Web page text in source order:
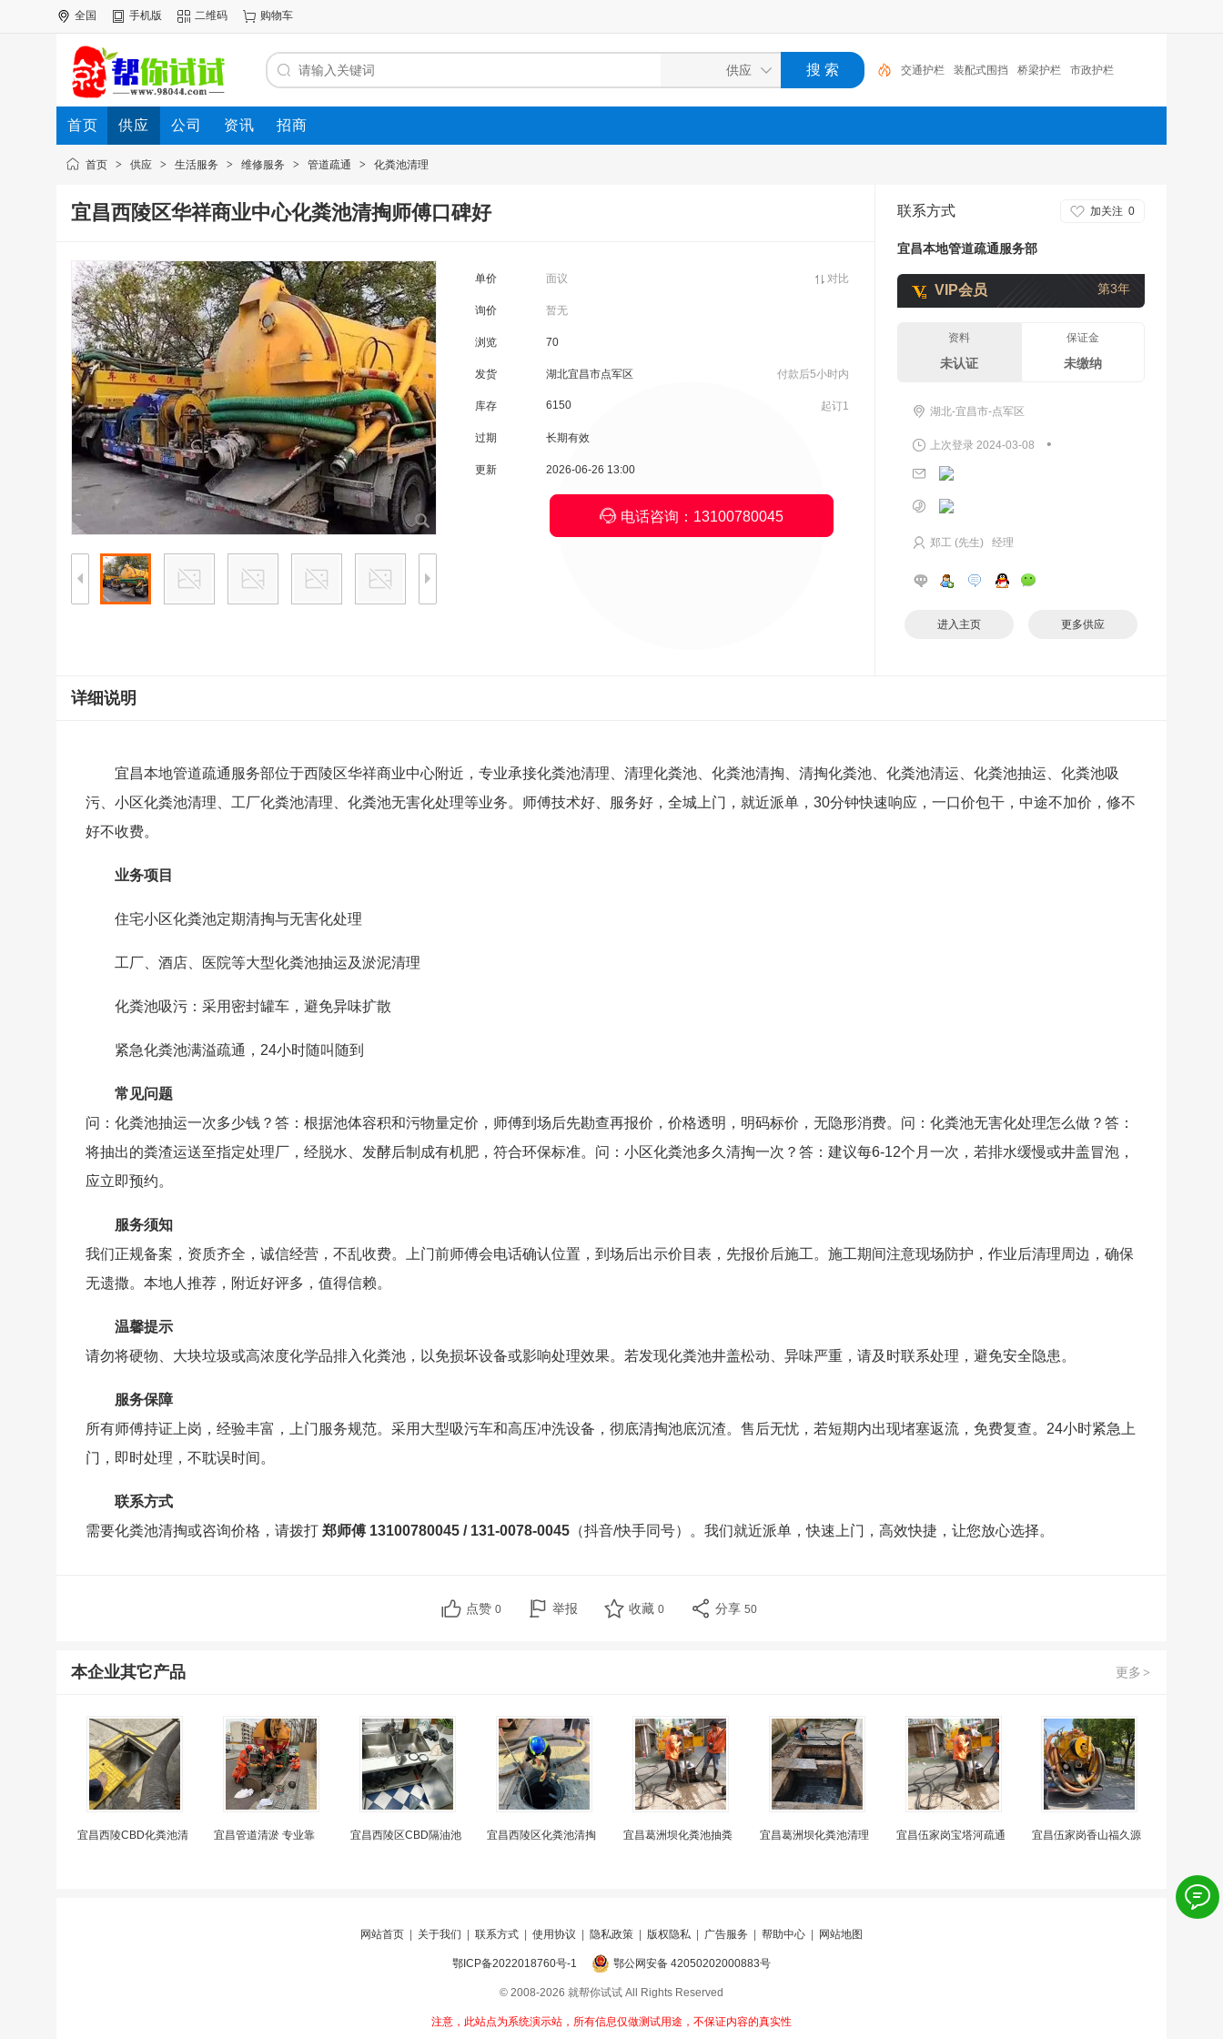
全国 手机版 二维码 购物车
交通护栏 装配式围挡 桥梁护栏 市政护栏
首页 供应 公司 资讯 招商
首页 > 供应 > 生活服务 > 维修服务 > 管道疏通 > 化粪池清理
宜昌西陵区华祥商业中心化粪池清掏师傅口碑好
单价 面议 对比
询价 暂无
浏览 70
发货 湖北宜昌市点军区 付款后5小时内
库存 6150 起订1
过期 长期有效
更新 2026-06-26 13:00
 电话咨询：13100780045
联系方式 加关注 0
宜昌本地管道疏通服务部
VIP会员 第3年
资料
未认证
保证金
未缴纳
湖北-宜昌市-点军区
上次登录 2024-03-08 •
郑工 (先生) 经理
进入主页 更多供应
详细说明
宜昌本地管道疏通服务部位于西陵区华祥商业中心附近，专业承接化粪池清理、清理化粪池、化粪池清掏、清掏化粪池、化粪池清运、化粪池抽运、化粪池吸
污、小区化粪池清理、工厂化粪池清理、化粪池无害化处理等业务。师傅技术好、服务好，全城上门，就近派单，30分钟快速响应，一口价包干，中途不加价，修不
好不收费。
业务项目
住宅小区化粪池定期清掏与无害化处理
工厂、酒店、医院等大型化粪池抽运及淤泥清理
化粪池吸污：采用密封罐车，避免异味扩散
紧急化粪池满溢疏通，24小时随叫随到
常见问题
问：化粪池抽运一次多少钱？答：根据池体容积和污物量定价，师傅到场后先勘查再报价，价格透明，明码标价，无隐形消费。问：化粪池无害化处理怎么做？答：
将抽出的粪渣运送至指定处理厂，经脱水、发酵后制成有机肥，符合环保标准。问：小区化粪池多久清掏一次？答：建议每6-12个月一次，若排水缓慢或井盖冒泡，
应立即预约。
服务须知
我们正规备案，资质齐全，诚信经营，不乱收费。上门前师傅会电话确认位置，到场后出示价目表，先报价后施工。施工期间注意现场防护，作业后清理周边，确保
无遗撒。本地人推荐，附近好评多，值得信赖。
温馨提示
请勿将硬物、大块垃圾或高浓度化学品排入化粪池，以免损坏设备或影响处理效果。若发现化粪池井盖松动、异味严重，请及时联系处理，避免安全隐患。
服务保障
所有师傅持证上岗，经验丰富，上门服务规范。采用大型吸污车和高压冲洗设备，彻底清掏池底沉渣。售后无忧，若短期内出现堵塞返流，免费复查。24小时紧急上
门，即时处理，不耽误时间。
联系方式
需要化粪池清掏或咨询价格，请拨打 郑师傅 13100780045 / 131-0078-0045 （抖音/快手同号）。我们就近派单，快速上门，高效快捷，让您放心选择。
点赞 0 举报 收藏 0 分享 50
更多 >
本企业其它产品
宜昌西陵CBD化粪池清 宜昌管道清淤 专业靠 宜昌西陵区CBD隔油池 宜昌西陵区化粪池清掏 宜昌葛洲坝化粪池抽粪 宜昌葛洲坝化粪池清理 宜昌伍家岗宝塔河疏通 宜昌伍家岗香山福久源
网站首页 关于我们 联系方式 使用协议 隐私政策 版权隐私 广告服务 帮助中心 网站地图
鄂ICP备2022018760号-1 鄂公网安备 42050202000883号
© 2008-2026 就帮你试试 All Rights Reserved
注意，此站点为系统演示站，所有信息仅做测试用途，不保证内容的真实性